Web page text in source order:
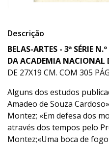
Descrição
BELAS-ARTES - 3ª SÉRIE
DA ACADEMIA NACIONAL
DE 27X19 CM. COM 305
Alguns dos estudos
Amadeo de Souza
Montez; «Em defesa dos
através dos tempos pelo
Montez;«Uma boca de